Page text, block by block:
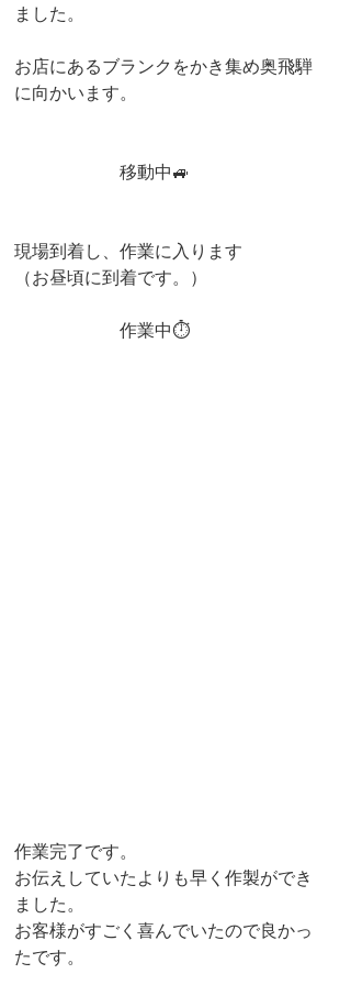
ました。
お店にあるブランクをかき集め奥飛騨
に向かいます。
移動中🚙
現場到着し、作業に入ります
（お昼頃に到着です。）
作業中⏱
作業完了です。
お伝えしていたよりも早く作製ができ
ました。
お客様がすごく喜んでいたので良かっ
たです。